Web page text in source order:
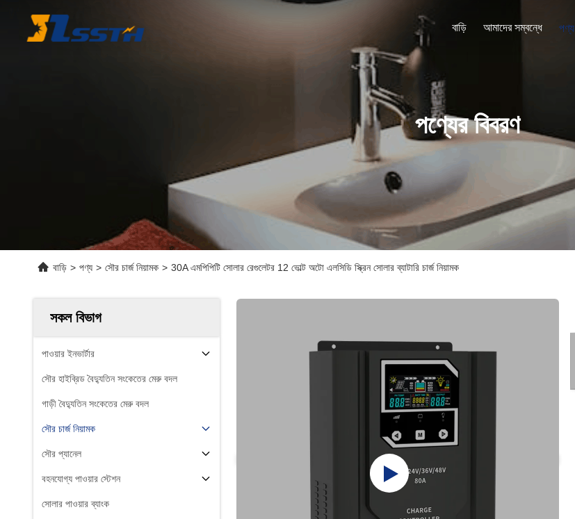
বাড়ি আমাদের সম্বন্ধে পণ্য
পণ্যের বিবরণ
বাড়ি > পণ্য > সৌর চার্জ নিয়ামক > 30A এমপিপিটি সোলার রেগুলেটর 12 ভোল্ট অটো এলসিডি স্ক্রিন সোলার ব্যাটারি চার্জ নিয়ামক
সকল বিভাগ
পাওয়ার ইনভার্টার
সৌর হাইব্রিড বৈদ্যুতিন সংকেতের মেরু বদল
গাড়ী বৈদ্যুতিন সংকেতের মেরু বদল
সৌর চার্জ নিয়ামক
সৌর প্যানেল
বহনযোগ্য পাওয়ার স্টেশন
সোলার পাওয়ার ব্যাংক